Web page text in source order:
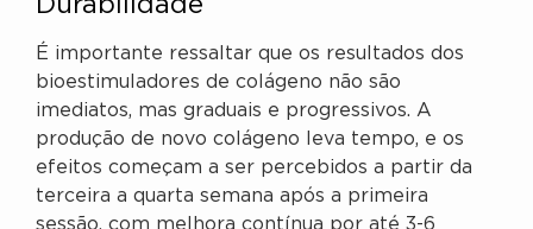
Durabilidade
É importante ressaltar que os resultados dos
bioestimuladores de colágeno não são
imediatos, mas graduais e progressivos. A
produção de novo colágeno leva tempo, e os
efeitos começam a ser percebidos a partir da
terceira a quarta semana após a primeira
sessão, com melhora contínua por até 3-6